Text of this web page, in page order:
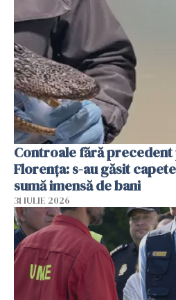
Controale fără
Florența: s-au găsit
sumă imensă de bani
31 IULIE 2026